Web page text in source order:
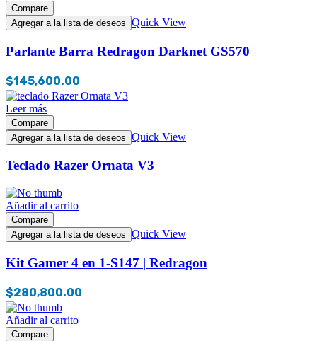
Compare
Agregar a la lista de deseos Quick View
Parlante Barra Redragon Darknet GS570
$145,600.00
Leer más
Compare
Agregar a la lista de deseos Quick View
Teclado Razer Ornata V3
Añadir al carrito
Compare
Agregar a la lista de deseos Quick View
Kit Gamer 4 en 1-S147 | Redragon
$280,800.00
Añadir al carrito
Compare